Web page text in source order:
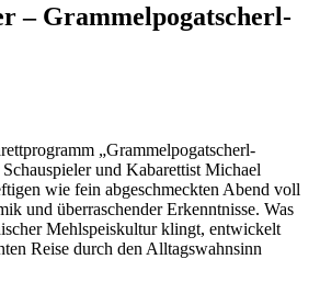
– Grammelpogatscherl-
„Grammelpogatscherl-
und Kabarettist Michael
wie fein abgeschmeckten Abend voll
und überraschender Erkenntnisse. Was
Mehlspeiskultur klingt, entwickelt
Reise durch den Alltagswahnsinn